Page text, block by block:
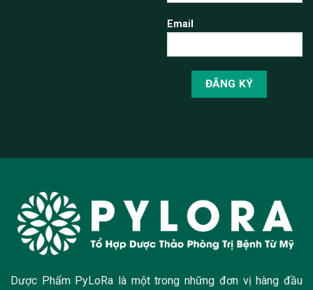
Email
Dược Phẩm PyLoRa là một trong những đơn vị hàng đầu